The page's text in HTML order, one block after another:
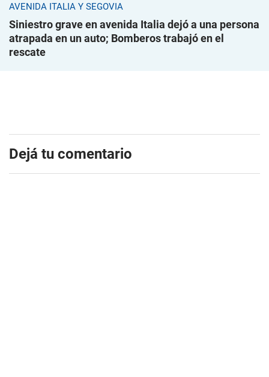
AVENIDA ITALIA Y SEGOVIA
Siniestro grave en avenida Italia dejó a una persona
atrapada en un auto; Bomberos trabajó en el
rescate
Dejá tu comentario